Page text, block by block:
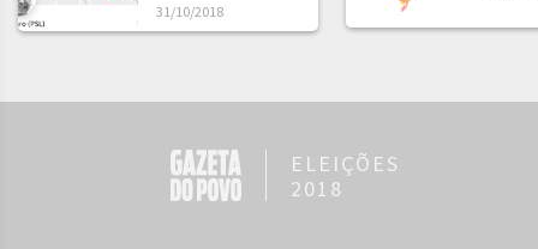
31/10/2018
ELEIÇÕES
2018